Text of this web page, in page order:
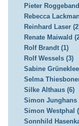
Pieter
Rebecca
Reinhard Laser
Renate Maiwald
Rolf Brandt (1)
Rolf Wessels (3)
Sabine
Selma
Silke Althaus (6)
Simon Junghans
Simon Westphal
Sonnhild